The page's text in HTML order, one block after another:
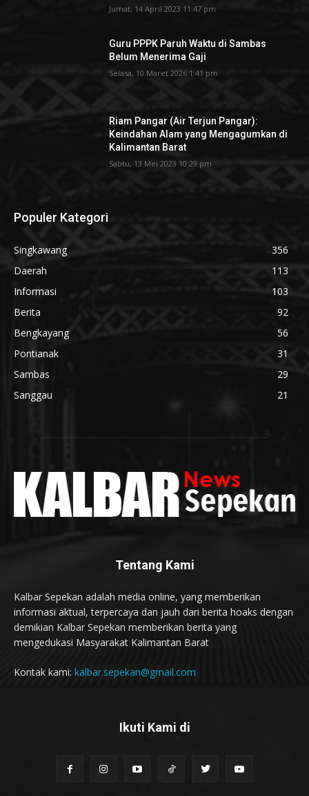
Jumat, 14 April 2023 11:47 pm
Guru PPPK Paruh Waktu di Sambas
Belum Menerima Gaji
Selasa, 10 Maret 2026 1:41 pm
Riam Pangar (Air Terjun Pangar):
Keindahan Alam yang Mengagumkan di
Kalimantan Barat
Sabtu, 13 Mei 2023 10:29 pm
Populer Kategori
Singkawang
356
Daerah
113
Informasi
103
Berita
92
Bengkayang
56
Pontianak
31
Sambas
29
Sanggau
21
Tentang Kami
Kalbar Sepekan adalah media online, yang memberikan
informasi aktual, terpercaya dan jauh dari berita hoaks dengan
demikian Kalbar Sepekan memberikan berita yang
mengedukasi Masyarakat Kalimantan Barat
Kontak kami: kalbar.sepekan@gmail.com
Ikuti Kami di